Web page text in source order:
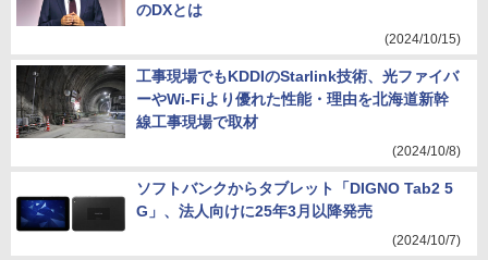
のDXとは
(2024/10/15)
工事現場でもKDDIのStarlink技術、光ファイバ
ーやWi-Fiより優れた性能・理由を北海道新幹
線工事現場で取材
(2024/10/8)
ソフトバンクからタブレット「DIGNO Tab2 5
G」、法人向けに25年3月以降発売
(2024/10/7)